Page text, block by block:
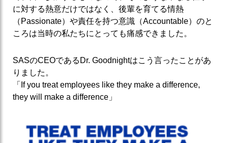
に対する熱意だけではなく、後輩を育てる情熱
（Passionate）や責任を持つ意識（Accountable）のと
ころは当時の私たちにとっても痛感できました。
SASのCEOであるDr. Goodnightはこう言ったことがあ
りました。
「If you treat employees like they make a difference,
they will make a difference」